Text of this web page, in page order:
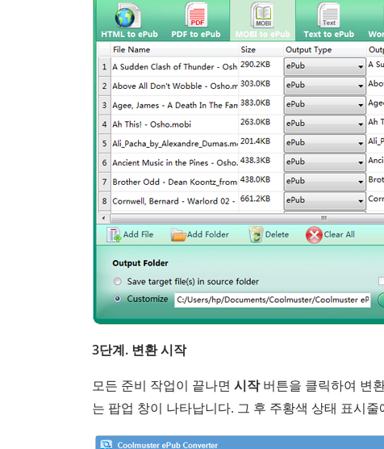
3단계. 변환 시작
모든 준비 작업이 끝나면 시작버튼을 클릭하여 변
는 팝업 창이 나타납니다. 그 후 주황색 상태 표시